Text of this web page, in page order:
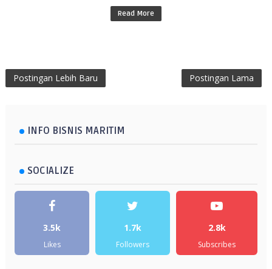
Read More
Postingan Lebih Baru Postingan Lama
INFO BISNIS MARITIM
SOCIALIZE
3.5k
Likes
1.7k
Followers
2.8k
Subscribes